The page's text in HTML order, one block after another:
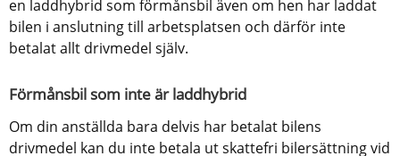
en laddhybrid som förmånsbil även om hen har laddat
bilen i anslutning till arbetsplatsen och därför inte
betalat allt drivmedel själv.
Förmånsbil som inte är laddhybrid
Om din anställda bara delvis har betalat bilens
drivmedel kan du inte betala ut skattefri bilersättning vid